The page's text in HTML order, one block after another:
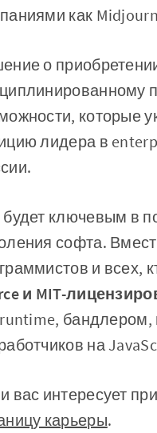
как
о
которые
лидера в
будет ключевым в
софта.
и всех,
и MIT-
на
вас интересует
карьеры.